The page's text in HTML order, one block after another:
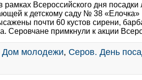
рамках Всероссийского дня посадки
к детскому саду № 38 «Елочка»
почти 60 кустов сирени,
Серовчане примкнули к акции
Дом молодежи, Серов. День